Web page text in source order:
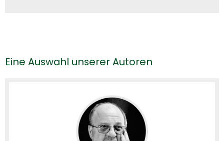
Eine Auswahl unserer Autoren